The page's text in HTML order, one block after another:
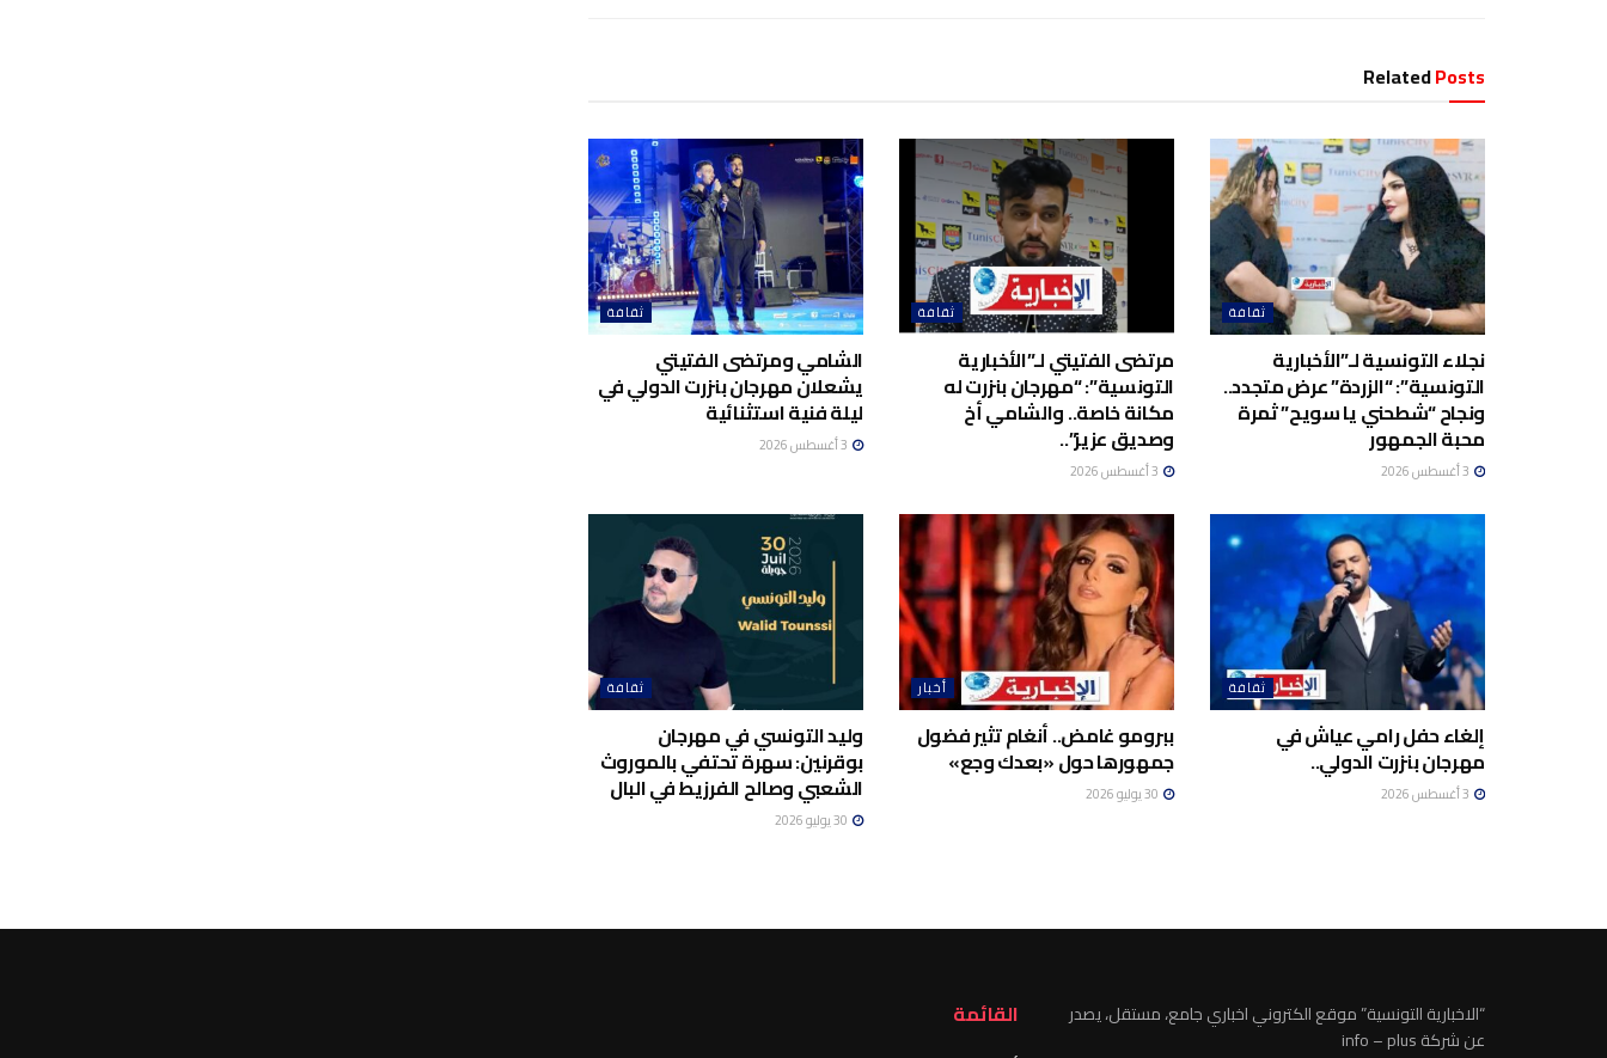
RelatedPosts
ثقافة
نجلاء التونسية لـ”الأخبارية
التونسية”: “الزردة” عرض متجدد..
ونجاح “شطحني يا سويح” ثمرة
محبة الجمهور
ثقافة
مرتضى الفتيتي لـ”الأخبارية
التونسية”: “مهرجان بنزرت له
مكانة خاصة.. والشامي أخ
وصديق عزيز”..
ثقافة
الشامي ومرتضى الفتيتي
يشعلان مهرجان بنزرت الدولي في
ليلة فنية استثنائية
ثقافة
إلغاء حفل رامي عياش في
مهرجان بنزرت الدولي..
أخبار
ببرومو غامض.. أنغام تثير فضول
جمهورها حول «بعدك وجع»
ثقافة
وليد التونسي في مهرجان
بوقرنين: سهرة تحتفي بالموروث
الشعبي وصالح الفرزيط في البال
“الاخبارية التونسية” موقع الكتروني اخباري جامع، مستقل، يصدر
عن شركة info – plus
القائمة